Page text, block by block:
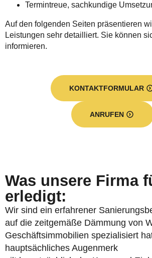
Termintreue, sachkundige
Auf den folgenden Seiten präsentieren
Leistungen sehr detailliert. Sie können
informieren.
KONTAKTFORMULAR
ANRUFEN
Was unsere Firma
erledigt:
Wir sind ein erfahrener
auf die zeitgemäße Dämmung von
Geschäftsimmobilien spezialisiert
hauptsächliches Augenmerk